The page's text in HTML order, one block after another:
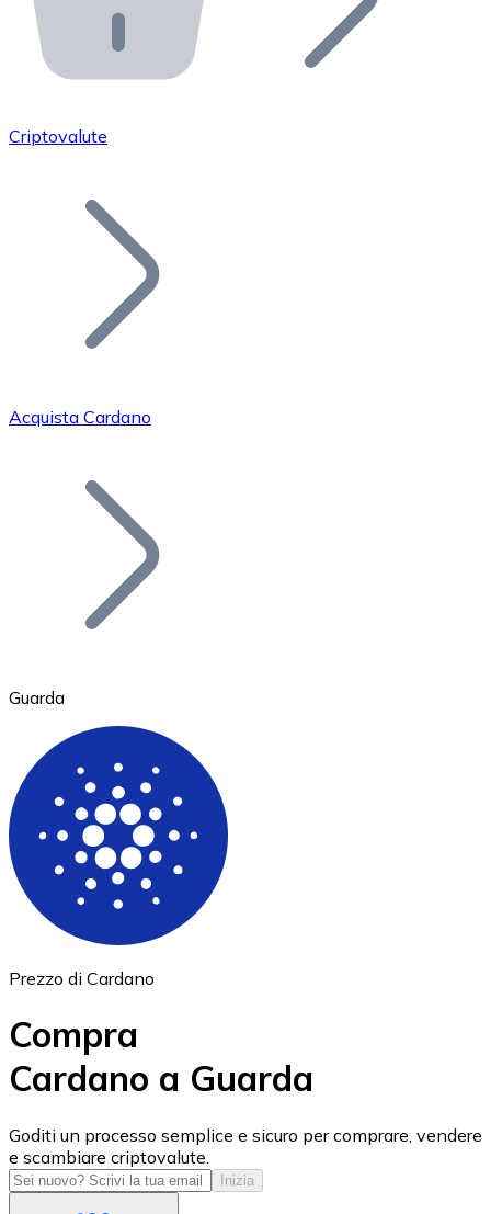
API Bitnovo
Integra la nostra API nel tuo ecosistema.
Unisciti alla nostra rete di rivenditori e
Aggiungi il token del tuo progetto al nostro servizio di
Bitcoin
Ethereum
ETH
USD Coin
USDC
Criptovalute
Acquista Cardano
Guarda
Prezzo di Cardano
Compra
Cardano a Guarda
Goditi un processo semplice e sicuro per comprare, vendere
e scambiare criptovalute.
Inizia